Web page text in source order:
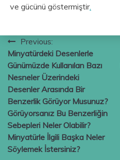
ve gücünü göstermiştir.
Yazı
gezinmesi
Previous:
Minyatürdeki Desenlerle
Günümüzde Kullanılan Bazı
Nesneler Üzerindeki
Desenler Arasında Bir
Benzerlik Görüyor Musunuz?
Görüyorsanız Bu Benzerliğin
Sebepleri Neler Olabilir?
Minyatürle İlgili Başka Neler
Söylemek İstersiniz?